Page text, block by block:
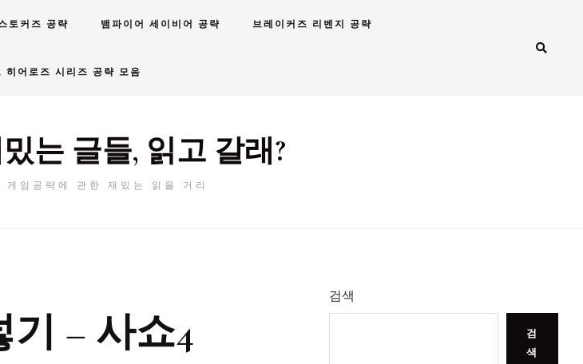
토커즈 공략 뱀파이어 세이비어 공략 브레이커즈 리벤지 공략
히어로즈 시리즈 공략 모음
는 글들, 읽고 갈래?
게임공략에 관한 재밌는 읽을 거리
기 – 사쇼4
검색
검
색